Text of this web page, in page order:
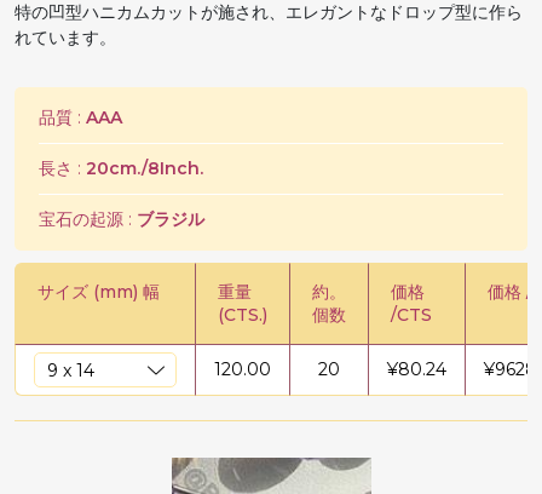
特の凹型ハニカムカットが施され、エレガントなドロップ型に作ら
れています。
品質 : AAA
長さ : 20cm./8Inch.
宝石の起源 : ブラジル
サイズ (mm) 幅
重量
(CTS.)
約。
個数
価格
/CTS
価格 /
120.00 20 ¥80.24 ¥